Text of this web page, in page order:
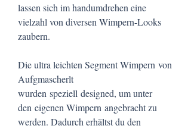
lassen sich im handumdrehen eine
vielzahl von diversen Wimpern-Looks
zaubern.
Die ultra leichten Segment Wimpern von
Aufgmascherlt
wurden speziell designed, um unter
den eigenen Wimpern angebracht zu
werden. Dadurch erhältst du den